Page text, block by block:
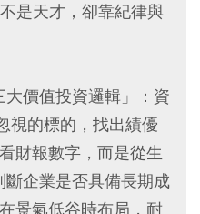
是天才，卻靠紀律與
價值投資邏輯」：資
視的標的，找出績優
財報數字，而是從生
企業是否具備長期成
景氣低谷時布局，耐